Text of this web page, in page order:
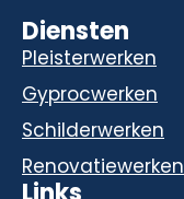
Diensten
Pleisterwerken
Gyprocwerken
Schilderwerken
Renovatiewerken